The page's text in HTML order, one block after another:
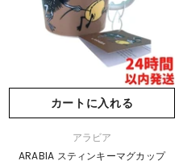
カートに入れる
アラビア
ARABIA スティンキーマグカップ